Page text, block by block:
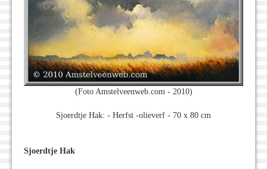
(Foto Amstelveenweb.com - 2010)
Sjoerdtje Hak: - Herfst -olieverf - 70 x 80 cm
Sjoerdtje Hak